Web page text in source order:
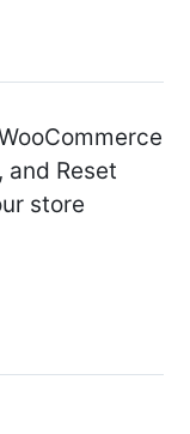
and Reset
store